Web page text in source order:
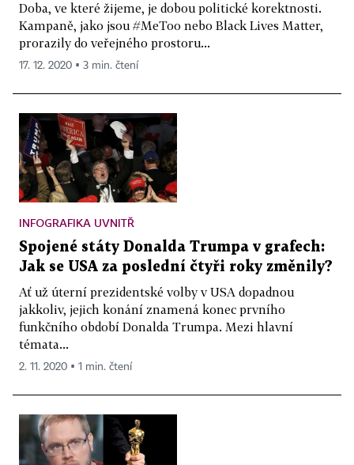
Doba, ve které žijeme, je dobou politické korektnosti.
Kampaně, jako jsou #MeToo nebo Black Lives Matter,
prorazily do veřejného prostoru...
17. 12. 2020 ▪ 3 min. čtení
INFOGRAFIKA UVNITŘ
Spojené státy Donalda Trumpa v grafech:
Jak se USA za poslední čtyři roky změnily?
Ať už úterní prezidentské volby v USA dopadnou
jakkoliv, jejich konání znamená konec prvního
funkčního období Donalda Trumpa. Mezi hlavní
témata...
2. 11. 2020 ▪ 1 min. čtení